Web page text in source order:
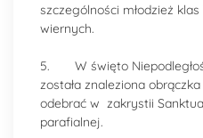
szczególności młodzież
wiernych.
5. W święto
została znaleziona
odebrać w zakrystii
parafialnej.